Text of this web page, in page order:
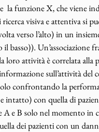
e  la funzione X, che viene
visiva e attentiva si
verso l’alto) in un
Un’associazione
loro attività è correlata alla
sull’attività del
confrontando la
intatto) con quella di
A e B solo nel momento in
dei pazienti con un